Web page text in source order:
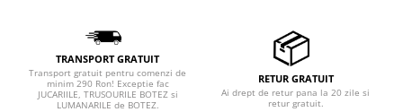
TRANSPORT GRATUIT
Transport gratuit pentru comenzi de
minim 290 Ron! Exceptie fac
JUCARIILE, TRUSOURILE BOTEZ si
LUMANARILE de BOTEZ.
RETUR GRATUIT
Ai drept de retur pana la 20 zile si
retur gratuit.